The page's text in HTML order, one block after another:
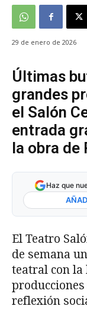
29 de enero de 2026
Últimas
grandes
el Salón
entrada
la obra de
Haz que
El Teatro
de semana
teatral con la
reflexión